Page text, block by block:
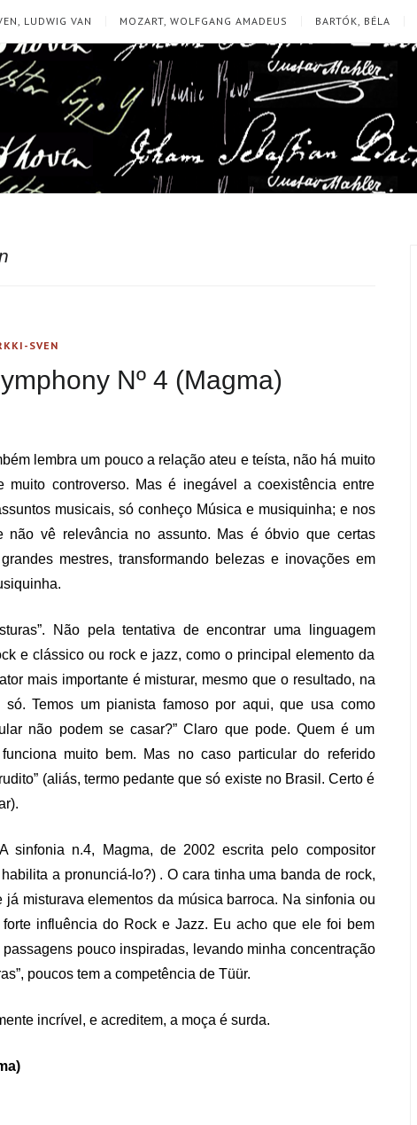
LUDWIG VAN MOZART, WOLFGANG AMADEUS BARTÓK, BÉLA
SVEN
Nº 4 (Magma)
lembra um pouco a relação ateu e teísta, não há muito
controverso. Mas é inegável a coexistência entre
musicais, só conheço Música e musiquinha; e nos
não vê relevância no assunto. Mas é óbvio que certas
mestres, transformando belezas e inovações em
Não pela tentativa de encontrar uma linguagem
e clássico ou rock e jazz, como o principal elemento da
mais importante é misturar, mesmo que o resultado, na
Temos um pianista famoso por aqui, que usa como
não podem se casar?” Claro que pode. Quem é um
muito bem. Mas no caso particular do referido
(aliás, termo pedante que só existe no Brasil. Certo é
sinfonia n.4, Magma, de 2002 escrita pelo compositor
a pronunciá-lo?) . O cara tinha uma banda de rock,
já misturava elementos da música barroca. Na sinfonia ou
influência do Rock e Jazz. Eu acho que ele foi bem
pouco inspiradas, levando minha concentração
poucos tem a competência de Tüür.
incrível, e acreditem, a moça é surda.